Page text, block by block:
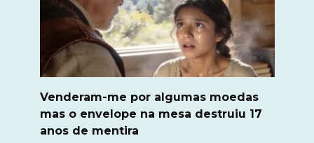
Venderam-me por algumas moedas
mas o envelope na mesa destruiu 17
anos de mentira